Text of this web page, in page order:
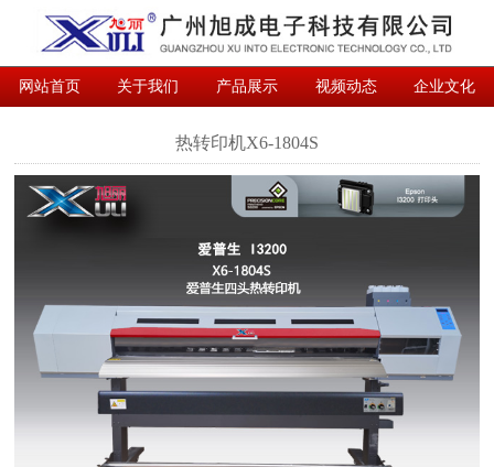
网站首页 关于我们 产品展示 视频动态 企业文化
热转印机X6-1804S